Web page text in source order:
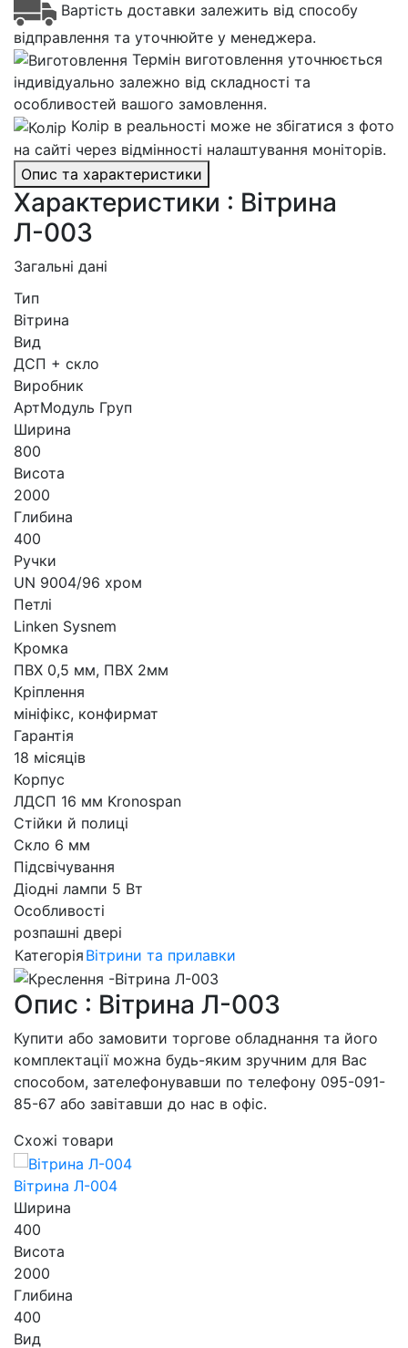
Вартість доставки залежить від способу
відправлення та уточнюйте у менеджера.
Термін виготовлення уточнюється
індивідуально залежно від складності та
особливостей вашого замовлення.
Колір в реальності може не збігатися з фото
на сайті через відмінності налаштування моніторів.
Опис та характеристики
Характеристики : Вітрина
Л-003
Загальні дані
Тип
Вітрина
Вид
ДСП + скло
Виробник
АртМодуль Груп
Ширина
800
Висота
2000
Глибина
400
Ручки
UN 9004/96 хром
Петлі
Linken Sysnem
Кромка
ПВХ 0,5 мм, ПВХ 2мм
Кріплення
мініфікс, конфирмат
Гарантія
18 місяців
Корпус
ЛДСП 16 мм Kronospan
Стійки й полиці
Скло 6 мм
Підсвічування
Діодні лампи 5 Вт
Особливості
розпашні двері
Категорія Вітрини та прилавки
Опис : Вітрина Л-003
Купити або замовити торгове обладнання та його
комплектації можна будь-яким зручним для Вас
способом, зателефонувавши по телефону 095-091-
85-67 або завітавши до нас в офіс.
Схожі товари
Вітрина Л-004
Ширина
400
Висота
2000
Глибина
400
Вид